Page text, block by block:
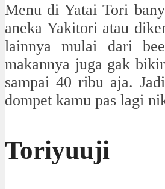
Menu di Yatai Tori
aneka Yakitori atau
lainnya mulai dari
makannya juga gak
sampai 40 ribu aja.
dompet kamu pas lagi
Toriyuuji